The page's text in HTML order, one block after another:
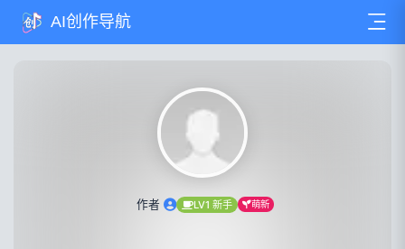
AI创作导航
作者 LV1 新手 萌新